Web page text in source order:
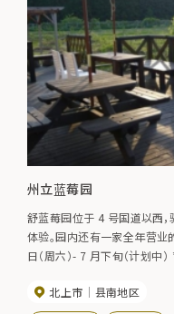
州立蓝莓园
舒蓝莓园位于 4 号国道以西
体验。园内还有一家全年营
日（周六）- 7 月下旬（计划中
北上市 县南地区